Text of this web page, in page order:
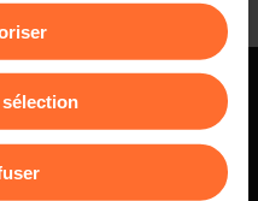
ou retirer votre
cliquant sur l’icône
page.
sur la manière dont
amenés à traiter